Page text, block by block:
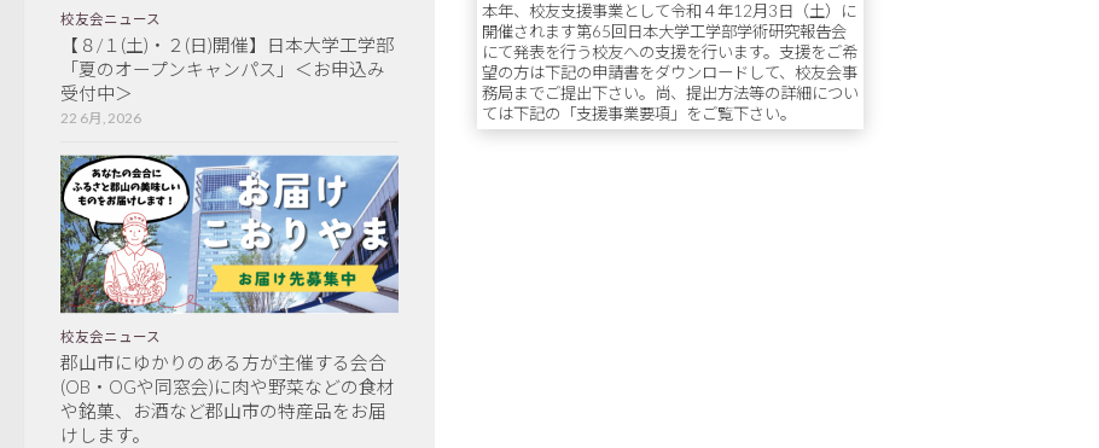
本年、校友支援事業として令和４年12月3日（土）に
開催されます第65回日本大学工学部学術研究報告会
にて発表を行う校友への支援を行います。支援をご希
望の方は下記の申請書をダウンロードして、校友会事
務局までご提出下さい。尚、提出方法等の詳細につい
ては下記の「支援事業要項」をご覧下さい。
校友会ニュース
【８/１(土)・２(日)開催】日本大学工学部
「夏のオープンキャンパス」＜お申込み
受付中＞
22 6月, 2026
校友会ニュース
郡山市にゆかりのある方が主催する会合
(OB・OGや同窓会)に肉や野菜などの食材
や銘菓、お酒など郡山市の特産品をお届
けします。